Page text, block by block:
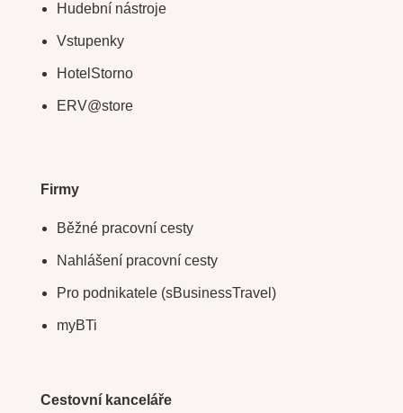
Hudební nástroje
Vstupenky
HotelStorno
ERV@store
Firmy
Běžné pracovní cesty
Nahlášení pracovní cesty
Pro podnikatele (sBusinessTravel)
myBTi
Cestovní kanceláře